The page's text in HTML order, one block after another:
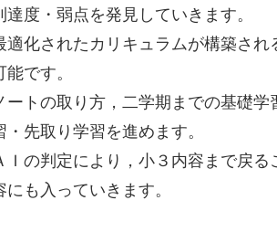
達度・弱点を発見していきます。
適化されたカリキュラムが構築さ
能です。
ートの取り方，二学期までの基礎
・先取り学習を進めます。
Ｉの判定により，小３内容まで戻
にも入っていきます。